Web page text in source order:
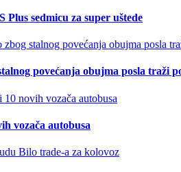
Plus sedmicu za super uštede
povećanja obujma posla traži
vozača autobusa